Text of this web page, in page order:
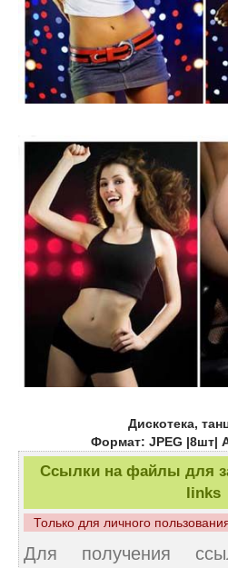
Дискотека,
Формат: JPEG |8шт|
Ссылки на файлы для
links
Только для личного
Для получения